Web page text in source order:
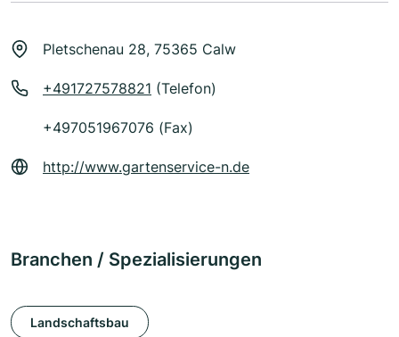
Pletschenau 28, 75365 Calw
+491727578821 (Telefon)
+497051967076 (Fax)
http://www.gartenservice-n.de
Branchen / Spezialisierungen
Landschaftsbau